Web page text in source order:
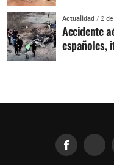
Actualidad / 2
Accidente
españoles,